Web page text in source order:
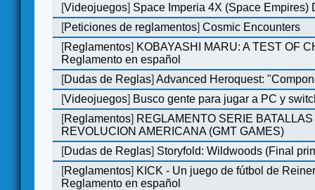
[Videojuegos] Space Imperia 4X (Space Empires)
[Peticiones de reglamentos]Cosmic Encounters
[Reglamentos] KOBAYASHI MARU: A TEST OF
Reglamento en español
[Dudas de Reglas]Advanced Heroquest:
[Videojuegos] Busco gente para jugar a PC y
[Reglamentos] REGLAMENTO SERIE
REVOLUCION AMERICANA (GMT GAMES)
[Dudas de Reglas] Storyfold: Wildwoods (Final
[Reglamentos] KICK - Un juego de fútbol de
Reglamento en español